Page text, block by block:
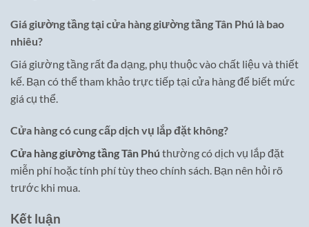
Giá giường tầng tại cửa hàng giường tầng Tân Phú là bao
nhiêu?
Giá giường tầng rất đa dạng, phụ thuộc vào chất liệu và thiết
kế. Bạn có thể tham khảo trực tiếp tại cửa hàng để biết mức
giá cụ thể.
Cửa hàng có cung cấp dịch vụ lắp đặt không?
Cửa hàng giường tầng Tân Phú thường có dịch vụ lắp đặt
miễn phí hoặc tính phí tùy theo chính sách. Bạn nên hỏi rõ
trước khi mua.
Kết luận